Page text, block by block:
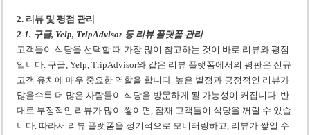
2. 리뷰 및 평점 관리
2-1. 구글, Yelp, TripAdvisor 등 리뷰 플랫폼 관리
고객들이 식당을 선택할 때 가장 많이 참고하는 것이 바로 리뷰와 평점
입니다. 구글, Yelp, TripAdvisor와 같은 리뷰 플랫폼에서의 평판은 신규
고객 유치에 매우 중요한 역할을 합니다. 높은 별점과 긍정적인 리뷰가
많을수록 더 많은 사람들이 식당을 방문하게 될 가능성이 커집니다. 반
대로 부정적인 리뷰가 많이 쌓이면, 잠재 고객들이 식당을 꺼릴 수 있습
니다. 따라서 리뷰 플랫폼을 정기적으로 모니터링하고, 리뷰가 쌓일 수